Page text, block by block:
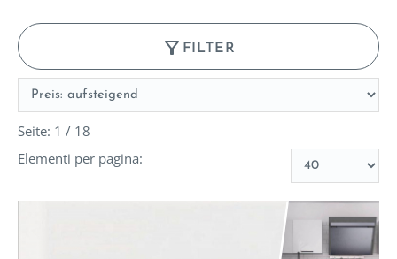
filter_alt FILTER
Seite: 1 / 18
Elementi per pagina: